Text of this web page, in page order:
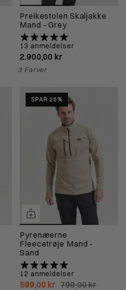
Preikestolen Skaljakke
Mand - Grey
13 anmeldelser
2.900,00 kr
3 Farver
SPAR 25%
Pyrenæerne
Fleecetrøje Mand -
Sand
12 anmeldelser
599,00 kr 799,00 kr